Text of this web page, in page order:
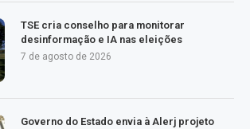
TSE cria conselho para monitorar
desinformação e IA nas eleições
7 de agosto de 2026
Governo do Estado envia à Alerj projeto